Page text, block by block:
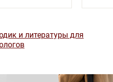
и литературы для